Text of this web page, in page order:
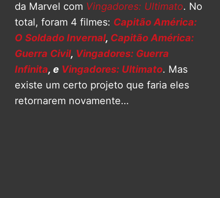
da Marvel com Vingadores: Ultimato. No
total, foram 4 filmes: Capitão América:
O Soldado Invernal, Capitão América:
Guerra Civil, Vingadores: Guerra
Infinita, e Vingadores: Ultimato. Mas
existe um certo projeto que faria eles
retornarem novamente…